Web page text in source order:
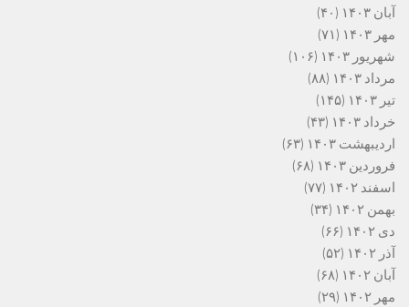
آبان ۱۴۰۳
(۴۰)
مهر ۱۴۰۳
(۷۱)
شهریور ۱۴۰۳
(۱۰۶)
مرداد ۱۴۰۳
(۸۸)
تیر ۱۴۰۳
(۱۴۵)
خرداد ۱۴۰۳
(۴۳)
اردیبهشت ۱۴۰۳
(۶۳)
فروردین ۱۴۰۳
(۶۸)
اسفند ۱۴۰۲
(۷۷)
بهمن ۱۴۰۲
(۳۴)
دی ۱۴۰۲
(۶۶)
آذر ۱۴۰۲
(۵۲)
آبان ۱۴۰۲
(۶۸)
مهر ۱۴۰۲
(۲۹)